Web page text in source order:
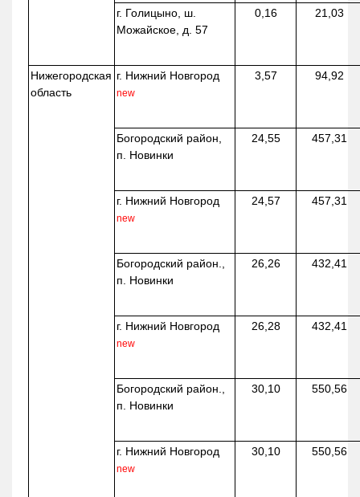
г. Голицыно, ш.
Можайское, д. 57
0,16 21,03
Нижегородская
область
г. Нижний Новгород
new
3,57 94,92
Богородский район,
п. Новинки
24,55 457,31
г. Нижний Новгород
new
24,57 457,31
Богородский район.,
п. Новинки
26,26 432,41
г. Нижний Новгород
new
26,28 432,41
Богородский район.,
п. Новинки
30,10 550,56
г. Нижний Новгород
new
30,10 550,56